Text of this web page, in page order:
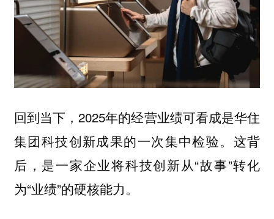
回到当下，2025年的经营业绩可看成是华住
集团科技创新成果的一次集中检验。这背
后，是一家企业将科技创新从“故事”转化
为“业绩”的硬核能力。